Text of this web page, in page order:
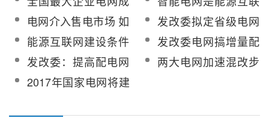
等所致
售电主体 进一步推动
能源结构优化
网发展重点
电网介入售电市场 如
何防止电网售电一家
独大？
发改委拟定省级电网
输配电价定价办法
能源互联网建设条件
成熟 2050年或将实
现全球电网互联互通
发改委电网搞增量配
电引担忧？ 增量试点
发改委：提高配电网
效率亟需探索新定价
两大电网加速混改步
2017年国家电网将建